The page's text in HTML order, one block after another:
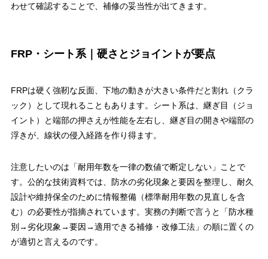
わせて確認することで、補修の妥当性が出てきます。
FRP・シート系｜硬さとジョイントが要点
FRPは硬く強靭な反面、下地の動きが大きい条件だと割れ（クラ
ック）として現れることもあります。シート系は、継ぎ目（ジョ
イント）と端部の押さえが性能を左右し、継ぎ目の開きや端部の
浮きが、線状の侵入経路を作り得ます。
注意したいのは「耐用年数を一律の数値で断定しない」ことで
す。公的な技術資料では、防水の劣化現象と要因を整理し、耐久
設計や維持保全のために情報整備（標準耐用年数の見直しを含
む）の必要性が指摘されています。実務の判断で言うと「防水種
別→劣化現象→要因→適用できる補修・改修工法」の順に置くの
が適切と言えるのです。